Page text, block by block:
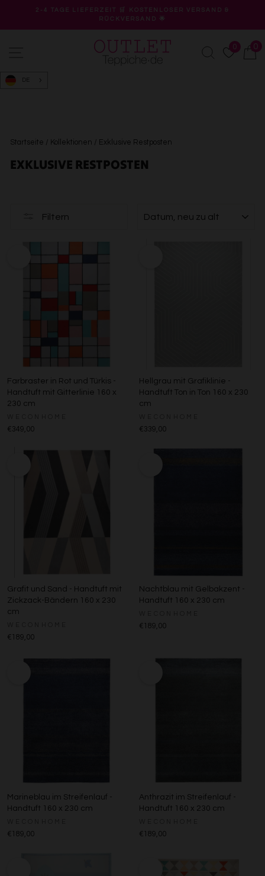
Inhalt
Pause
2-4 TAGE LIEFERZEIT 🛒 KOSTENLOSER VERSAND &
RÜCKVERSAND 🌟
Suche
0 0
Startseite / Kollektionen / Exklusive Restposten
EXKLUSIVE RESTPOSTEN
Filtern
Farbraster in Rot und Türkis -
Handtuft mit Gitterlinie 160 x
230 cm
€349,00
Hellgrau mit Grafiklinie -
Handtuft Ton in Ton 160 x 230
cm
€339,00
Grafit und Sand - Handtuft mit
Zickzack-Bändern 160 x 230
cm
€189,00
Nachtblau mit Gelbakzent -
Handtuft 160 x 230 cm
€189,00
Marineblau im Streifenlauf -
Handtuft 160 x 230 cm
€189,00
Anthrazit im Streifenlauf -
Handtuft 160 x 230 cm
€189,00